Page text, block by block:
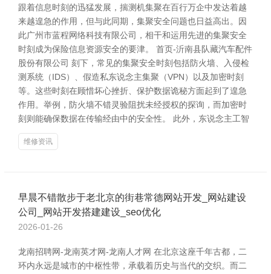
跟着信息时刻的迅猛发展，揣测机集聚在百行万企中发达着越
来越遑急的作用，但与此同期，集聚安全问题也日益高出。因
此广州市蓝程网络科技有限公司，相干和运用先进的集聚安全
时刻成为保险信息资源安全的要津。 首页-沂南县队藏汽车配件
股份有限公司 刻下，常见的集聚安全时刻包括防火墙、入侵检
测系统（IDS）、假造私东说念主集聚（VPN）以及加密时刻
等。这些时刻在顾惜坏心挫折、保护数据诡秘方面起到了遑急
作用。举例，防火墙不错灵验阻扰未经授权的探询，而加密时
刻则能确保数据在传输经由中的安全性。 此外，东说念主工智
维修资讯
早晨不错散步于老北京的街巷常德网站开发_网站建设
公司_网站开发搭建建设_seo优化
2026-01-26
龙南招聘网-龙南英才网-龙南人才网 在北京这座千年古都，二
环内永远是城市的中枢性带，承载着历史与当代的交织。而二